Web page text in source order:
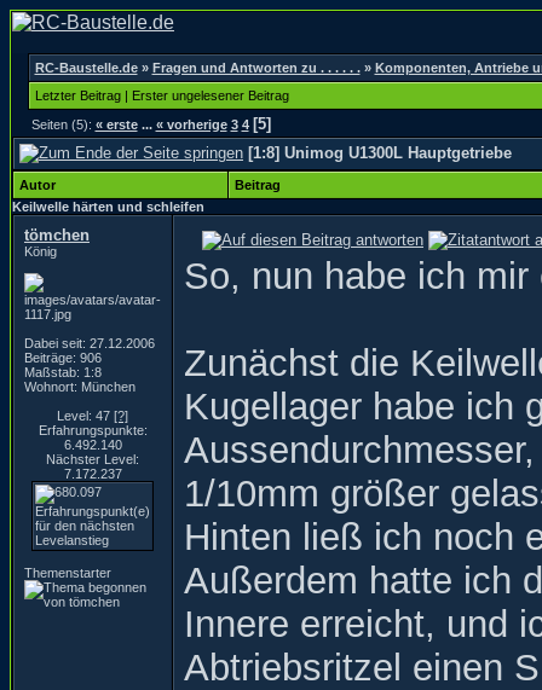
RC-Baustelle.de» Fragen und Antworten zu . . . . . .» Komponenten, Antriebe
Letzter Beitrag| Erster ungelesener Beitrag
Seiten (5): « erste... « vorherige 3 4 [5]
[1:8] Unimog U1300L Hauptgetriebe
Autor
Beitrag
Keilwelle härten und schleifen
tömchen
König
Dabei seit: 27.12.2006
Beiträge: 906
Maßstab: 1:8
Wohnort: München
Level: 47 [?]
Erfahrungspunkte:
6.492.140
Nächster Level:
7.172.237
Themenstarter
So, nun habe ich
Zunächst die
Kugellager habe ich
1/10mm größer
Hinten ließ ich noch
Außerdem hatte ich
Innere erreicht, und
Abtriebsritzel einen